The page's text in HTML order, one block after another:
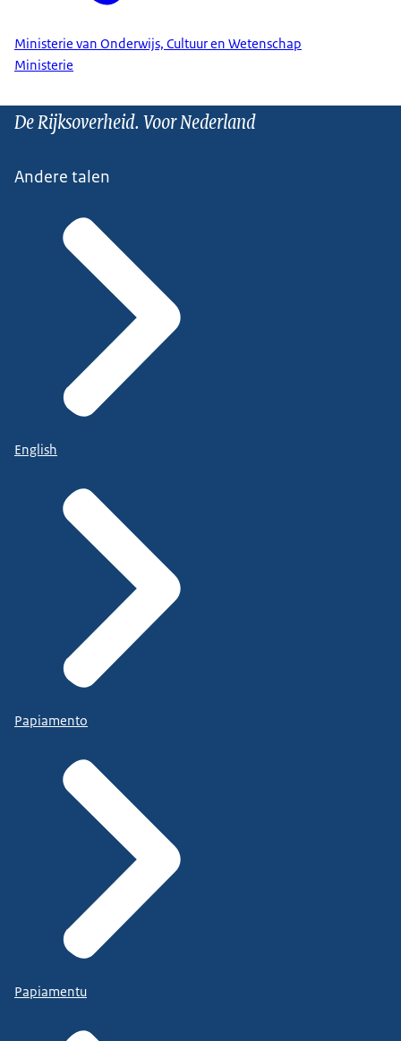
Ministerie van Onderwijs, Cultuur en Wetenschap
Ministerie
De Rijksoverheid. Voor Nederland
Andere talen
English
Papiamento
Papiamentu